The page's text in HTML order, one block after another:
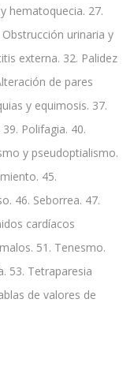
hematoquecia. 27.
urinaria y
externa. 32. Palidez
de pares
y equimosis. 37.
Polifagia. 40.
y pseudoptialismo.
45.
46. Seborrea. 47.
cardíacos
51. Tenesmo.
53. Tetraparesia
de valores de